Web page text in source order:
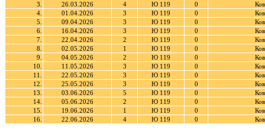
3.
26.03.2026 4 Ю 119 0
4.
01.04.2026 3 Ю 119 0
5.
09.04.2026 3 Ю 119 0
6.
16.04.2026 3 Ю 119 0
7.
22.04.2026 2 Ю 119 0
8.
02.05.2026 1 Ю 119 0
9.
04.05.2026 2 Ю 119 0
10.
11.05.2026 3 Ю 119 0
11.
22.05.2026 3 Ю 119 0
12.
25.05.2026 3 Ю 119 0
13.
03.06.2026 5 Ю 119 0
14.
05.06.2026 2 Ю 119 0
15.
19.06.2026 1 Ю 119 0
16.
22.06.2026 4 Ю 119 0